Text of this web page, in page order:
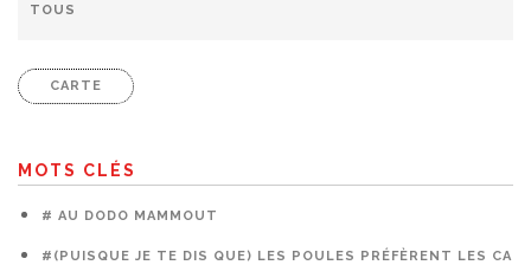
CARTE
MOTS CLÉS
# AU DODO MAMMOUT
#(PUISQUE JE TE DIS QUE) LES POULES PRÉFÈRENT LES